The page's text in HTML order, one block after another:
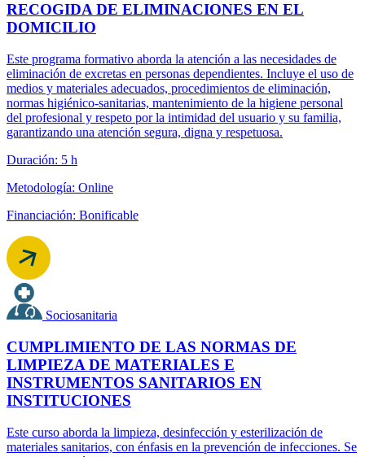
RECOGIDA DE ELIMINACIONES EN EL
DOMICILIO
Este programa formativo aborda la atención a las necesidades de
eliminación de excretas en personas dependientes. Incluye el uso de
medios y materiales adecuados, procedimientos de eliminación,
normas higiénico-sanitarias, mantenimiento de la higiene personal
del profesional y respeto por la intimidad del usuario y su familia,
garantizando una atención segura, digna y respetuosa.
Duración: 5 h
Metodología: Online
Financiación: Bonificable
Sociosanitaria
CUMPLIMIENTO DE LAS NORMAS DE
LIMPIEZA DE MATERIALES E
INSTRUMENTOS SANITARIOS EN
INSTITUCIONES
Este curso aborda la limpieza, desinfección y esterilización de
materiales sanitarios, con énfasis en la prevención de infecciones. Se